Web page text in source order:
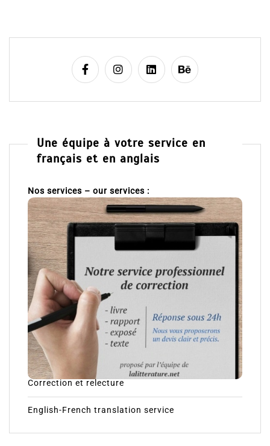
Une équipe à votre service en
français et en anglais
Nos services – our services :
Correction et relecture
English-French translation service